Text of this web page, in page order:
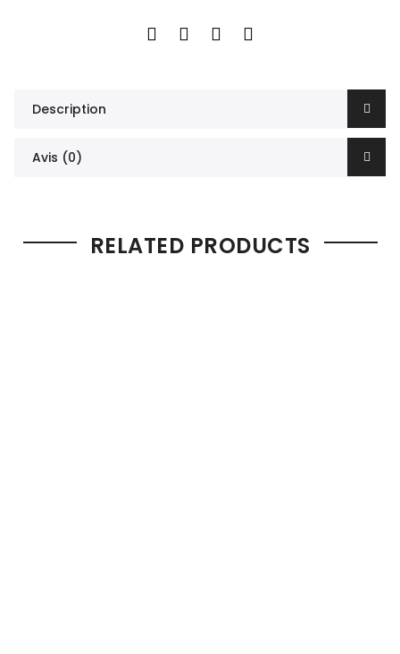
Description
Avis (0)
RELATED PRODUCTS